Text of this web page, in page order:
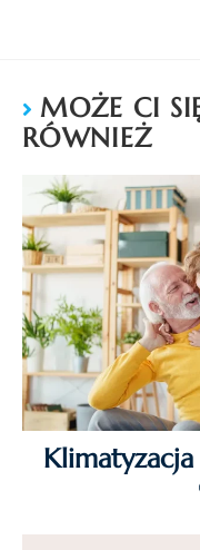
MOŻE CI
RÓWNIEŻ